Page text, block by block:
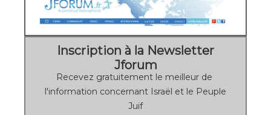
Inscription à la Newsletter
Jforum
Recevez gratuitement le meilleur de
l'information concernant Israël et le Peuple
Juif